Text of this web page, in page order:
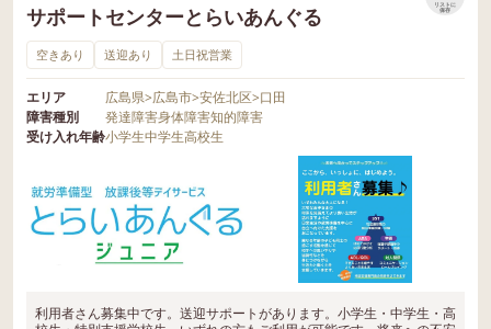
サポートセンターとらいあんぐる
リストに
保存
空きあり 送迎あり 土日祝営業
エリア 広島県>広島市>安佐北区>口田
障害種別
発達障害身体障害知的障害
受け入れ年齢小学生中学生高校生
利用者さん募集中です。送迎サポートがあります。小学生・中学生・高